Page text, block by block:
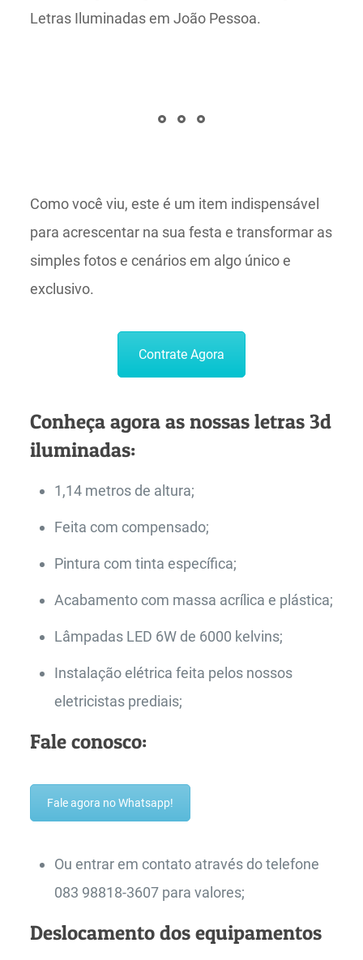
Letras Iluminadas em João Pessoa.
Como você viu, este é um item indispensável
para acrescentar na sua festa e transformar as
simples fotos e cenários em algo único e
exclusivo.
Contrate Agora
Conheça agora as nossas letras 3d
iluminadas:
1,14 metros de altura;
Feita com compensado;
Pintura com tinta específica;
Acabamento com massa acrílica e plástica;
Lâmpadas LED 6W de 6000 kelvins;
Instalação elétrica feita pelos nossos
eletricistas prediais;
Fale conosco:
Fale agora no Whatsapp!
Ou entrar em contato através do telefone
083 98818-3607 para valores;
Deslocamento dos equipamentos